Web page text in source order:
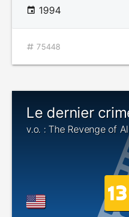
1994
75448
Le dernier
v.o. : The Revenge of